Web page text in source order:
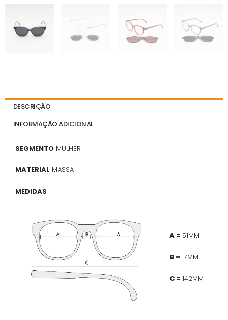
DESCRIÇÃO
INFORMAÇÃO ADICIONAL
SEGMENTO MULHER
MATERIAL MASSA
MEDIDAS
A = 51MM
B = 17MM
C = 142MM